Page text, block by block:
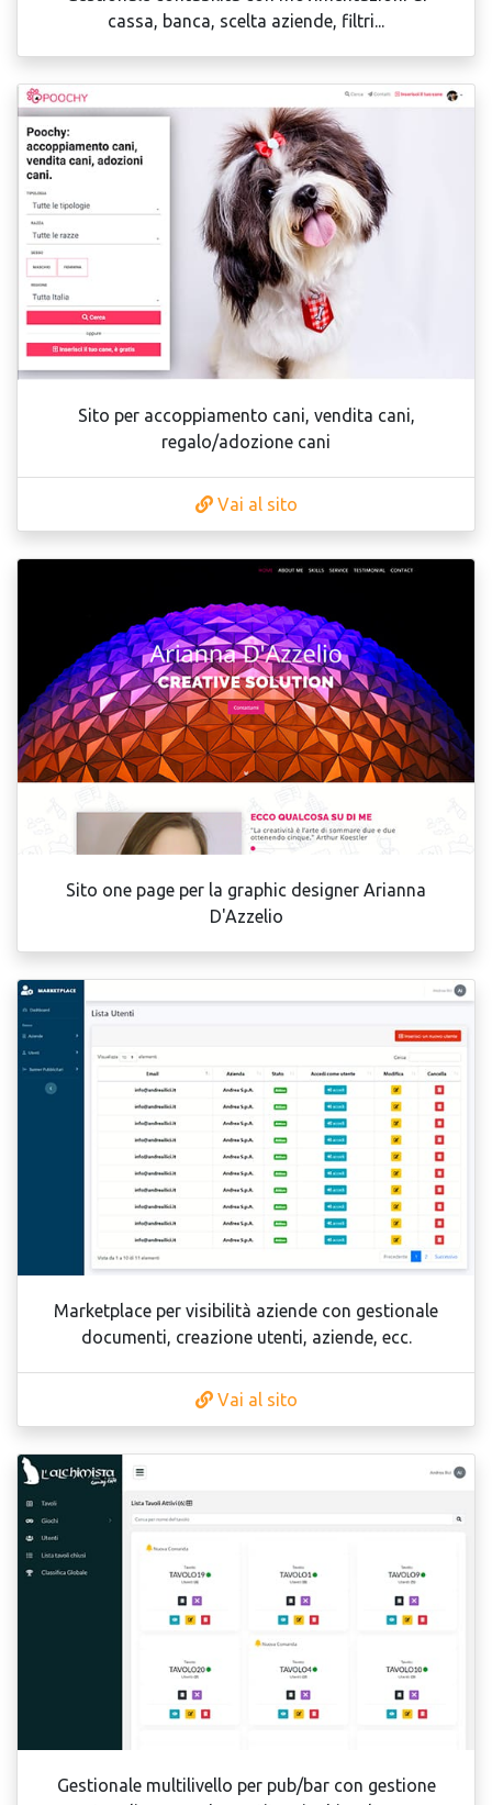
cassa, banca, scelta aziende, filtri...
Sito per accoppiamento cani, vendita cani,
regalo/adozione cani
Vai al sito
Sito one page per la graphic designer Arianna
D'Azzelio
Marketplace per visibilità aziende con gestionale
documenti, creazione utenti, aziende, ecc.
Vai al sito
Gestionale multilivello per pub/bar con gestione